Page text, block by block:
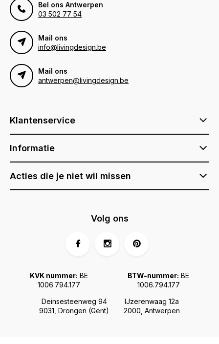
Bel ons Antwerpen
03 502 77 54
Mail ons
info@livingdesign.be
Mail ons
antwerpen@livingdesign.be
Klantenservice
Informatie
Acties die je niet wil missen
Deinsesteenweg 94
9031, Drongen (Gent)
IJzerenwaag 12a
2000, Antwerpen
KVK nummer: BE
1006.794.177
BTW-nummer: BE
1006.794.177
Volg ons